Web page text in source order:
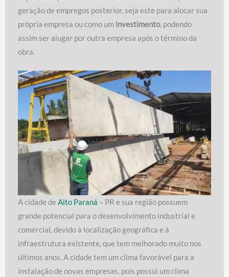
geração de empregos posterior, seja este para alocar sua
própria empresa ou como um investimento, podendo
assim ser alugar por outra empresa após o término da
obra.
A cidade de Alto Paraná – PR e sua região possuem
grande potencial para o desenvolvimento industrial e
comercial, devido à localização geográfica e à
infraestrutura existente, que tem melhorado muito nos
últimos anos. A cidade tem um clima favorável para a
instalação de novas empresas, pois possui um clima